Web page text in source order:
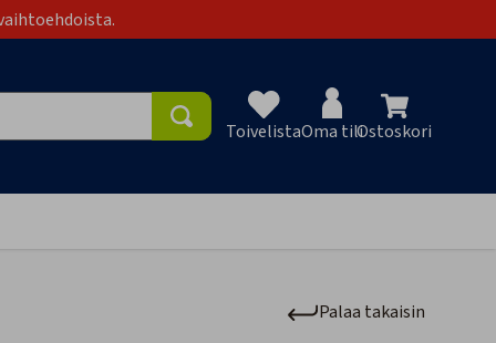
ToivelistaOma tiliOstoskori
Palaa takaisin